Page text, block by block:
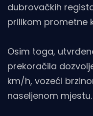
dubrovačkih
prilikom prometne
Osim toga,
prekoračila
km/h, vozeći
naseljenom mjestu.